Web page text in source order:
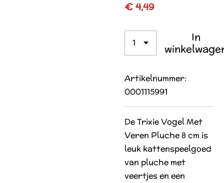
€ 4,49
In
Artikelnummer:
0001115991
De Trixie Vogel Met
Veren Pluche 8 cm is
leuk kattenspeelgoed
van pluche met
veertjes en een